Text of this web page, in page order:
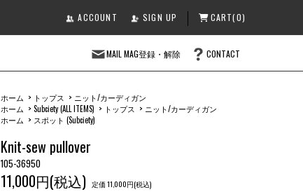
ACCOUNT SIGN UP CART(0)
MAIL MAG登録・解除 CONTACT
ホーム > トップス > ニット/カーディガン
ホーム > Subciety (ALL ITEMS) > トップス > ニット/カーディガン
ホーム > スポット (Subciety)
Knit-sew pullover
105-36950
11,000円(税込) 定価 11,000円(税込)